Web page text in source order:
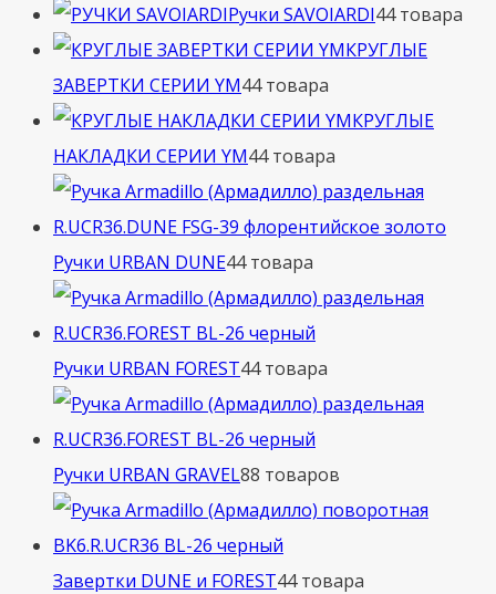
Ручки SAVOIARDI44 товара
КРУГЛЫЕ
ЗАВЕРТКИ СЕРИИ YM44 товара
КРУГЛЫЕ
НАКЛАДКИ СЕРИИ YM44 товара
Ручки URBAN DUNE44 товара
Ручки URBAN FOREST44 товара
Ручки URBAN GRAVEL88 товаров
Завертки DUNE и FOREST44 товара